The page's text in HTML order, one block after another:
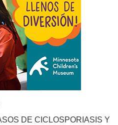
DE CICLOSPORIASIS Y